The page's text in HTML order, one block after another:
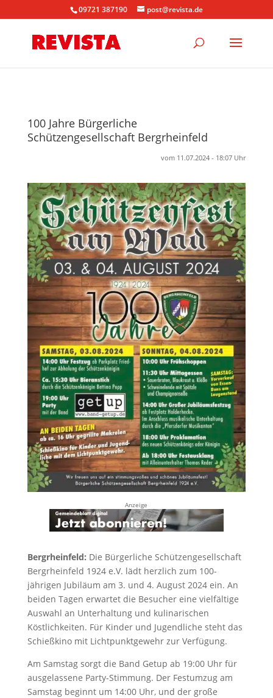
09721 387190 post@revista.de
100 Jahre Bürgerliche
Schützengesellschaft Bergrheinfeld
vom 11.07.2024 - 18:07 Uhr
Anzeige
Bergrheinfeld: Die Bürgerliche Schützengesellschaft
Bergrheinfeld 1924 e.V. lädt herzlich zum 100-
jährigen Jubiläum am 3. und 4. August 2024 ein. An
beiden Tagen erwartet die Besucher eine vielfältige
Auswahl an Unterhaltung und kulinarischen
Köstlichkeiten. Für Kinder und Jugendliche steht das
Schießkino mit Lichtpunktgewehr zur Verfügung.
Am Samstag sorgt die Band Getup ab 19:00 Uhr für
ausgelassene Party-Stimmung. Der Festumzug am
Samstag beginnt um 14:00 Uhr, und der große